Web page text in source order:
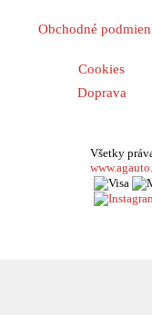
Obchodné
Cookies
Doprava
Všetky